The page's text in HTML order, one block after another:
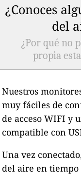
¿Conoces
del
¿Por qué no
propia
Nuestros
muy fáciles de
de acceso WIFI y
compatible con
Una vez
del aire en